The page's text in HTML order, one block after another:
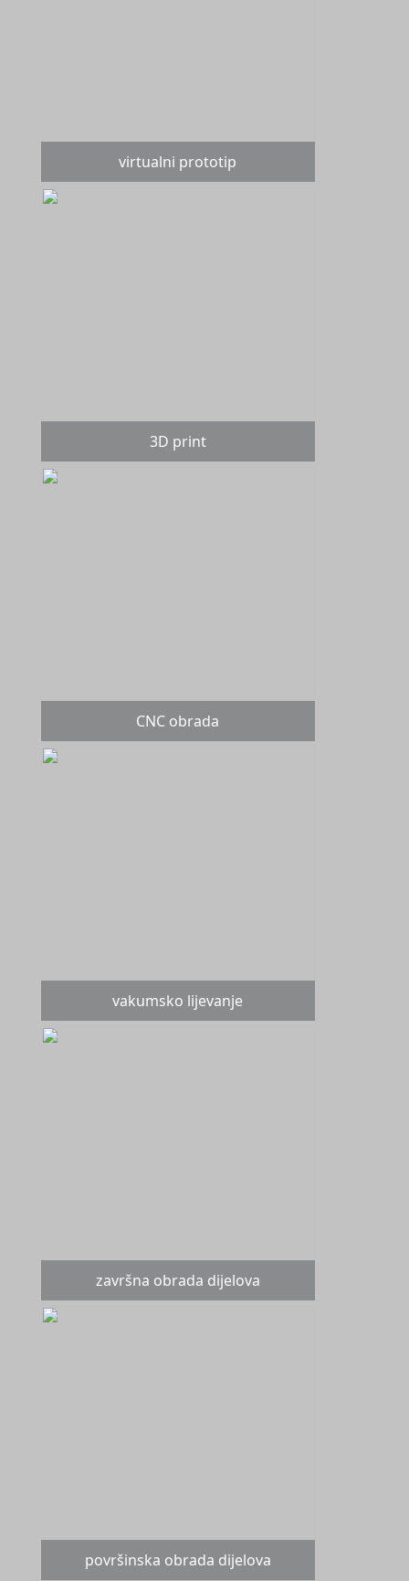
virtualni prototip
3D print
CNC obrada
vakumsko lijevanje
završna obrada dijelova
površinska obrada dijelova